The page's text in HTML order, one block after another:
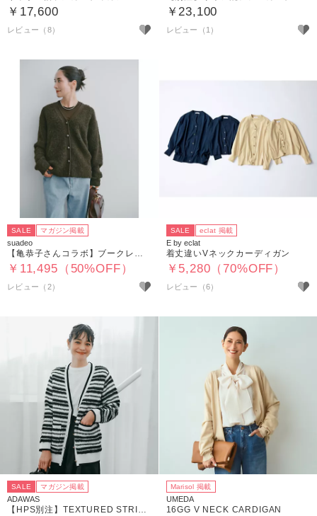
￥17,600
レビュー（8）
￥23,100
レビュー（1）
SALE マガジン掲載
suadeo
￥11,495（50%OFF）
レビュー（2）
SALE eclat 掲載
E by eclat
着丈違いVネックカーディガン
￥5,280（70%OFF）
レビュー（6）
SALE マガジン掲載
ADAWAS
【HPS別注】TEXTURED STRIPE CARDIGAN
Marisol 掲載
UMEDA
16GG V NECK CARDIGAN